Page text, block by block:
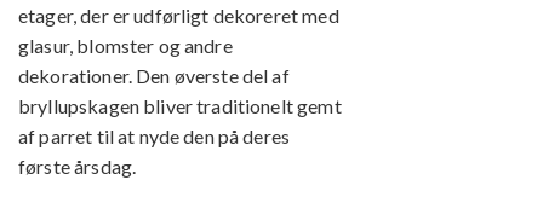
etager, der er udførligt dekoreret med
glasur, blomster og andre
dekorationer. Den øverste del af
bryllupskagen bliver traditionelt gemt
af parret til at nyde den på deres
første årsdag.